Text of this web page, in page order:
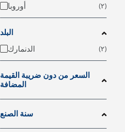
أوروبا
البلد
الدنمارك
السعر من دون ضريبة القيمة
المضافة
سنة الصنع